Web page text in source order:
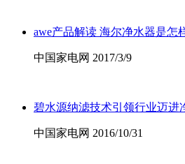
awe产品解读 海尔净水器是怎
中国家电网 2017/3/9
碧水源纳滤技术引领行业迈进
中国家电网 2016/10/31